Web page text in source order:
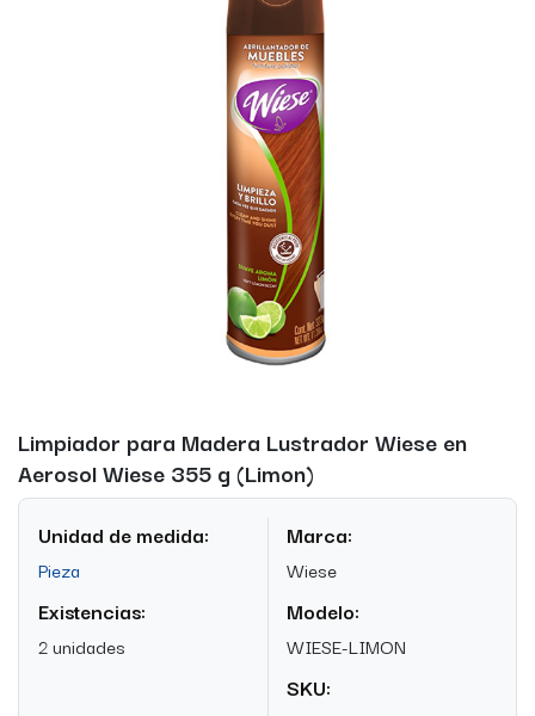
Limpiador para Madera Lustrador Wiese en
Aerosol Wiese 355 g (Limon)
Unidad de medida:
Pieza
Existencias:
2 unidades
Marca:
Wiese
Modelo:
WIESE-LIMON
SKU: